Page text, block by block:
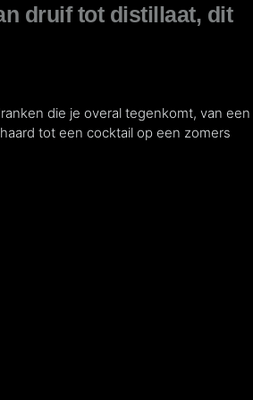
druif tot distillaat, dit
die je overal tegenkomt, van een
tot een cocktail op een zomers